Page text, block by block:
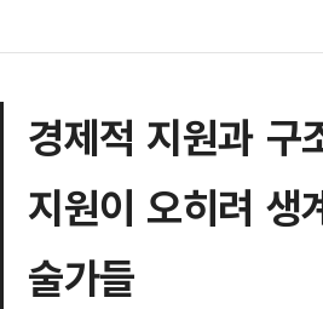
경제적 지원과
지원이 오히려
술가들